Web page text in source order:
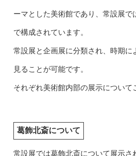
ーマとした美術館であり、常設展で
で構成されています。
常設展と企画展に分類され、時期に
見ることが可能です。
それぞれ美術館内部の展示について
葛飾北斎について
常設展では葛飾北斎について展示さ